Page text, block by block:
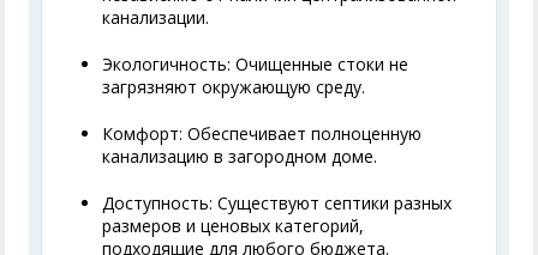
канализации.
Экологичность: Очищенные стоки не
загрязняют окружающую среду.
Комфорт: Обеспечивает полноценную
канализацию в загородном доме.
Доступность: Существуют септики разных
размеров и ценовых категорий,
подходящие для любого бюджета.